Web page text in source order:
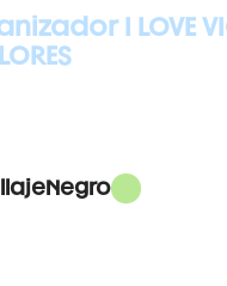
I LOVE
Negro